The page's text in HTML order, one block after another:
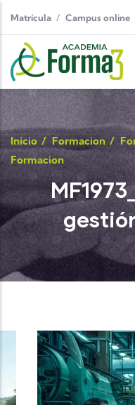
Matrícula Campus online
Inicio / Formacion /
Formacion